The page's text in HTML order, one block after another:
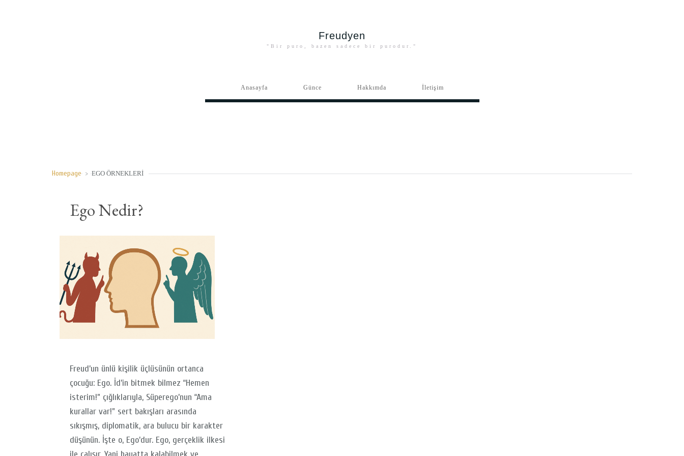
Freudyen
"Bir puro, bazen sadece bir purodur."
Anasayfa Günce Hakkımda İletişim
Homepage > EGO ÖRNEKLERI
Ego Nedir?
Freud’un ünlü kişilik üçlüsünün ortanca
çocuğu: Ego. İd’in bitmek bilmez “Hemen
isterim!” çığlıklarıyla, Süperego’nun “Ama
kurallar var!” sert bakışları arasında
sıkışmış, diplomatik, ara bulucu bir karakter
düşünün. İşte o, Ego’dur. Ego, gerçeklik ilkesi